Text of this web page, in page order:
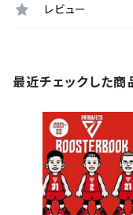
レビュー
最近チェックした商